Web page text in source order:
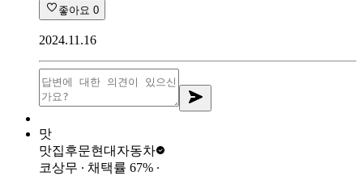
좋아요 0
2024.11.16
맛
맛집후문현대자동차
코상무 ∙ 채택률 67% ∙